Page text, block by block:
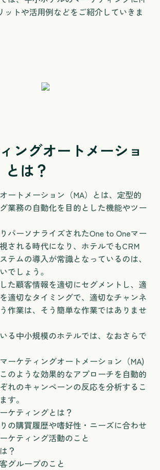
ットや活用例などをご紹介していきま
ングオートメーショ
とは？
ートメーション（MA）とは、定型的
業務の自動化を目的とした機能やツー
パーソナライズされたOne to Oneマー
される時代になり、ホテルでもCRM
テムの導入が常識となっているのは、
でしょう。
た顧客情報を適切にセグメントし、適
適切なタイミングで、適切なチャンネ
作業は、そう簡単な作業ではありませ
る中小規模のホテルでは、なおさらで
ーケティングオートメーション（MA)
のような効果的なアプローチを自動的
れのキャンペーンの反応を分析するこ
す。
ケティングとは？
の購買履歴や嗜好性・ニーズに合わせ
ケティング活動のこと
？
グループのこと